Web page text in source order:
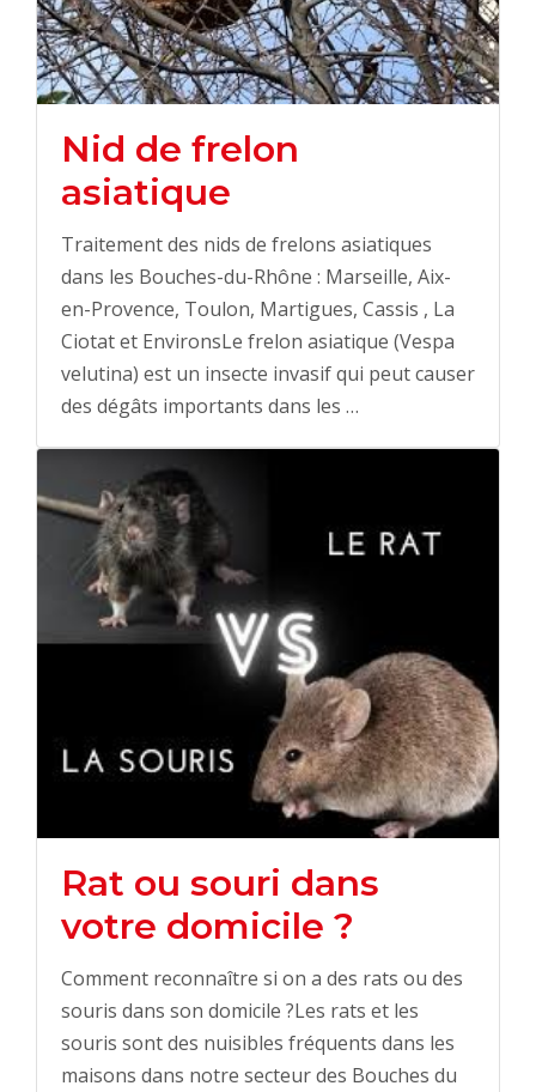
Nid de frelon
asiatique
Traitement des nids de frelons asiatiques
dans les Bouches-du-Rhône : Marseille, Aix-
en-Provence, Toulon, Martigues, Cassis , La
Ciotat et EnvironsLe frelon asiatique (Vespa
velutina) est un insecte invasif qui peut causer
des dégâts importants dans les …
Rat ou souri dans
votre domicile ?
Comment reconnaître si on a des rats ou des
souris dans son domicile ?Les rats et les
souris sont des nuisibles fréquents dans les
maisons dans notre secteur des Bouches du